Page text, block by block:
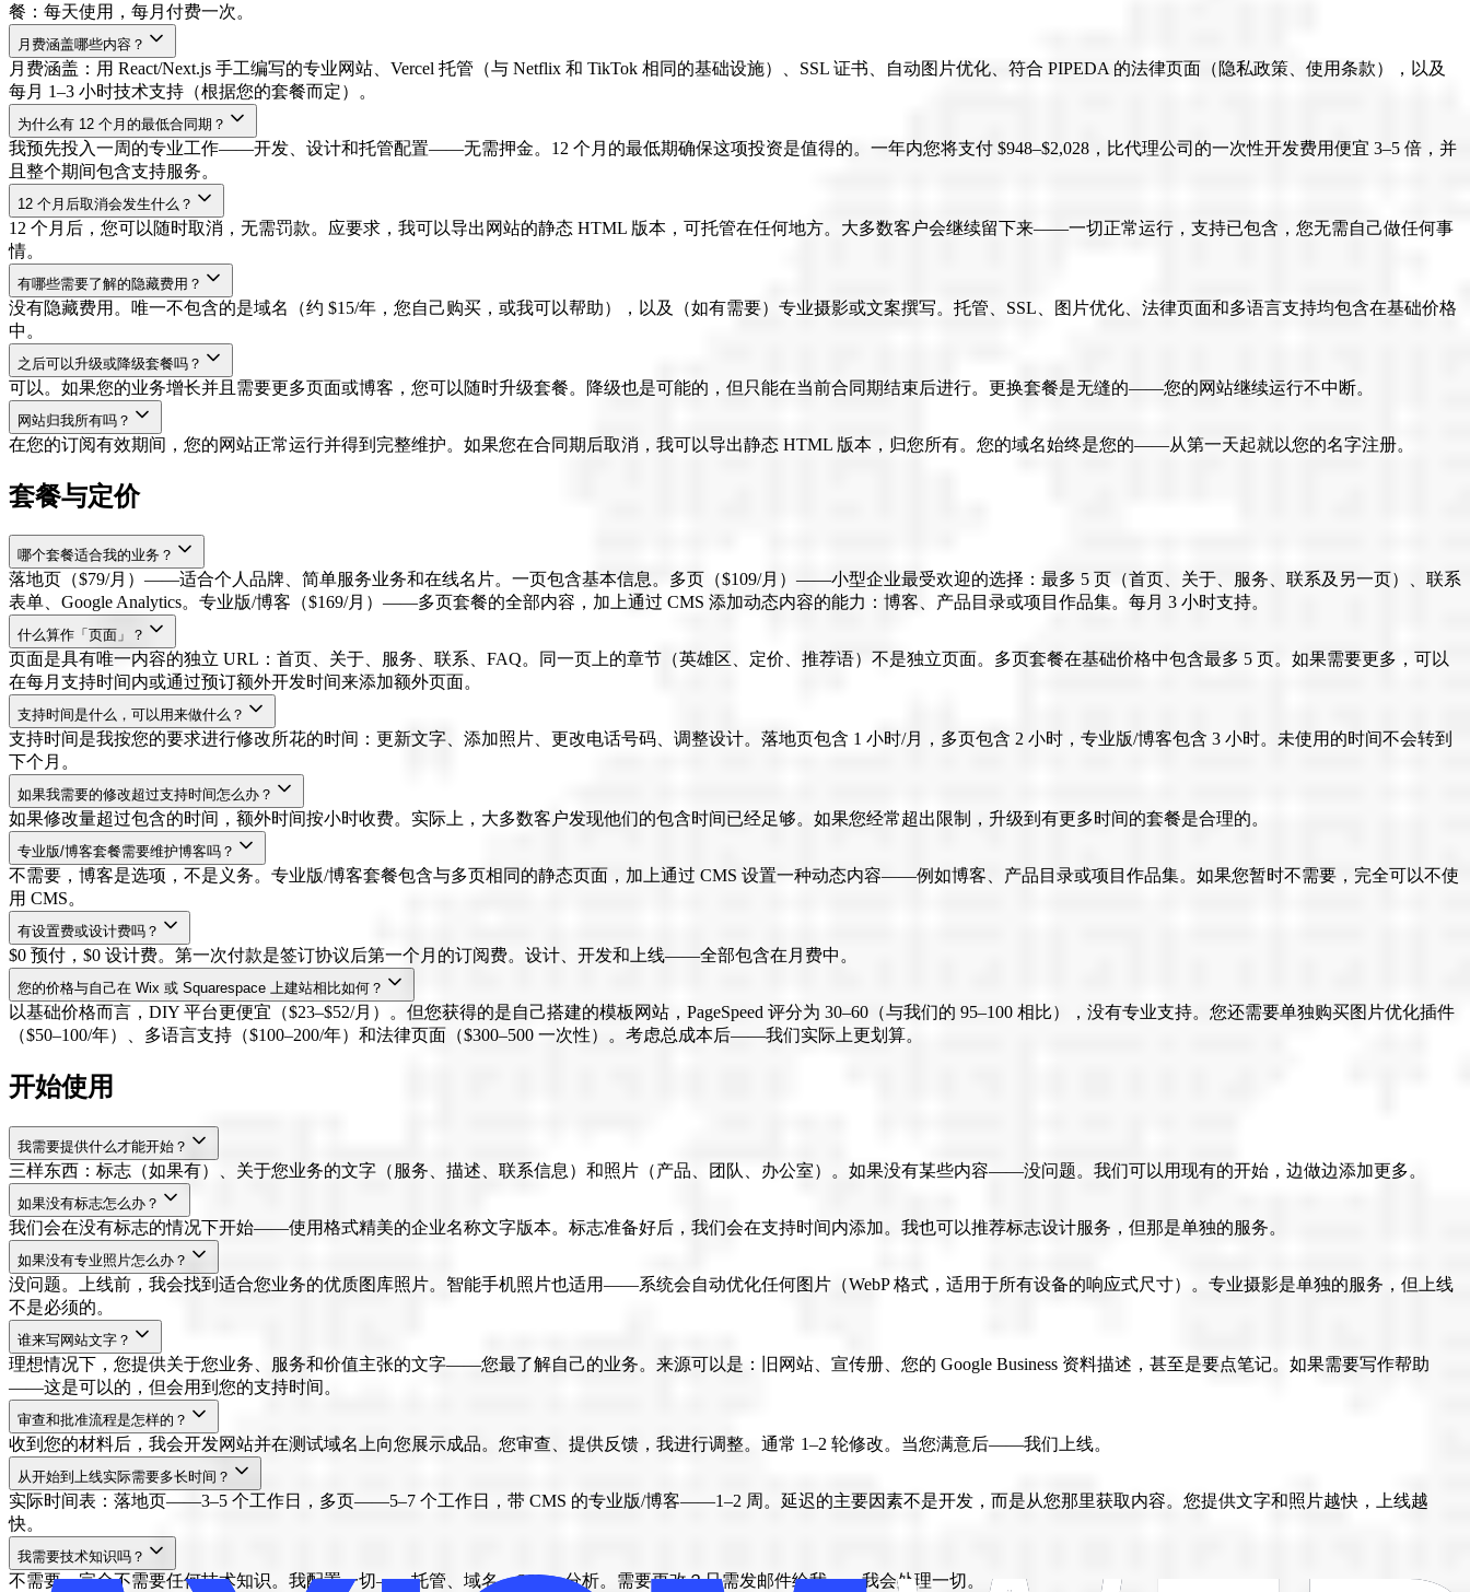
餐：每天使用，每月付费一次。
月费涵盖哪些内容？
月费涵盖：用 React/Next.js 手工编写的专业网站、Vercel 托管（与 Netflix 和 TikTok 相同的基础设施）、SSL 证书、自动图片优化、符合 PIPEDA 的法律页面（隐私政策、使用条款），以及
每月 1–3 小时技术支持（根据您的套餐而定）。
为什么有 12 个月的最低合同期？
我预先投入一周的专业工作——开发、设计和托管配置——无需押金。12 个月的最低期确保这项投资是值得的。一年内您将支付 $948–$2,028，比代理公司的一次性开发费用便宜 3–5 倍，并
且整个期间包含支持服务。
12 个月后取消会发生什么？
12 个月后，您可以随时取消，无需罚款。应要求，我可以导出网站的静态 HTML 版本，可托管在任何地方。大多数客户会继续留下来——一切正常运行，支持已包含，您无需自己做任何事
情。
有哪些需要了解的隐藏费用？
没有隐藏费用。唯一不包含的是域名（约 $15/年，您自己购买，或我可以帮助），以及（如有需要）专业摄影或文案撰写。托管、SSL、图片优化、法律页面和多语言支持均包含在基础价格
中。
之后可以升级或降级套餐吗？
可以。如果您的业务增长并且需要更多页面或博客，您可以随时升级套餐。降级也是可能的，但只能在当前合同期结束后进行。更换套餐是无缝的——您的网站继续运行不中断。
网站归我所有吗？
在您的订阅有效期间，您的网站正常运行并得到完整维护。如果您在合同期后取消，我可以导出静态 HTML 版本，归您所有。您的域名始终是您的——从第一天起就以您的名字注册。
套餐与定价
哪个套餐适合我的业务？
落地页（$79/月）——适合个人品牌、简单服务业务和在线名片。一页包含基本信息。多页（$109/月）——小型企业最受欢迎的选择：最多 5 页（首页、关于、服务、联系及另一页）、联系
表单、Google Analytics。专业版/博客（$169/月）——多页套餐的全部内容，加上通过 CMS 添加动态内容的能力：博客、产品目录或项目作品集。每月 3 小时支持。
什么算作「页面」？
页面是具有唯一内容的独立 URL：首页、关于、服务、联系、FAQ。同一页上的章节（英雄区、定价、推荐语）不是独立页面。多页套餐在基础价格中包含最多 5 页。如果需要更多，可以
在每月支持时间内或通过预订额外开发时间来添加额外页面。
支持时间是什么，可以用来做什么？
支持时间是我按您的要求进行修改所花的时间：更新文字、添加照片、更改电话号码、调整设计。落地页包含 1 小时/月，多页包含 2 小时，专业版/博客包含 3 小时。未使用的时间不会转到
下个月。
如果我需要的修改超过支持时间怎么办？
如果修改量超过包含的时间，额外时间按小时收费。实际上，大多数客户发现他们的包含时间已经足够。如果您经常超出限制，升级到有更多时间的套餐是合理的。
专业版/博客套餐需要维护博客吗？
不需要，博客是选项，不是义务。专业版/博客套餐包含与多页相同的静态页面，加上通过 CMS 设置一种动态内容——例如博客、产品目录或项目作品集。如果您暂时不需要，完全可以不使
用 CMS。
有设置费或设计费吗？
$0 预付，$0 设计费。第一次付款是签订协议后第一个月的订阅费。设计、开发和上线——全部包含在月费中。
您的价格与自己在 Wix 或 Squarespace 上建站相比如何？
以基础价格而言，DIY 平台更便宜（$23–$52/月）。但您获得的是自己搭建的模板网站，PageSpeed 评分为 30–60（与我们的 95–100 相比），没有专业支持。您还需要单独购买图片优化插件
（$50–100/年）、多语言支持（$100–200/年）和法律页面（$300–500 一次性）。考虑总成本后——我们实际上更划算。
开始使用
我需要提供什么才能开始？
三样东西：标志（如果有）、关于您业务的文字（服务、描述、联系信息）和照片（产品、团队、办公室）。如果没有某些内容——没问题。我们可以用现有的开始，边做边添加更多。
如果没有标志怎么办？
我们会在没有标志的情况下开始——使用格式精美的企业名称文字版本。标志准备好后，我们会在支持时间内添加。我也可以推荐标志设计服务，但那是单独的服务。
如果没有专业照片怎么办？
没问题。上线前，我会找到适合您业务的优质图库照片。智能手机照片也适用——系统会自动优化任何图片（WebP 格式，适用于所有设备的响应式尺寸）。专业摄影是单独的服务，但上线
不是必须的。
谁来写网站文字？
理想情况下，您提供关于您业务、服务和价值主张的文字——您最了解自己的业务。来源可以是：旧网站、宣传册、您的 Google Business 资料描述，甚至是要点笔记。如果需要写作帮助
——这是可以的，但会用到您的支持时间。
审查和批准流程是怎样的？
收到您的材料后，我会开发网站并在测试域名上向您展示成品。您审查、提供反馈，我进行调整。通常 1–2 轮修改。当您满意后——我们上线。
从开始到上线实际需要多长时间？
实际时间表：落地页——3–5 个工作日，多页——5–7 个工作日，带 CMS 的专业版/博客——1–2 周。延迟的主要因素不是开发，而是从您那里获取内容。您提供文字和照片越快，上线越
快。
我需要技术知识吗？
不需要。完全不需要任何技术知识。我配置一切——托管、域名、SSL、分析。需要更改？只需发邮件给我——我会处理一切。